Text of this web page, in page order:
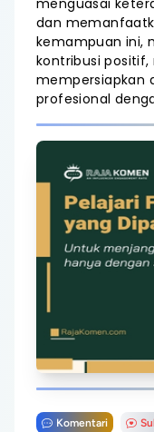
menguasai
dan
kemampuan ini,
kontribusi
mempersiapkan
profesional
Komentari